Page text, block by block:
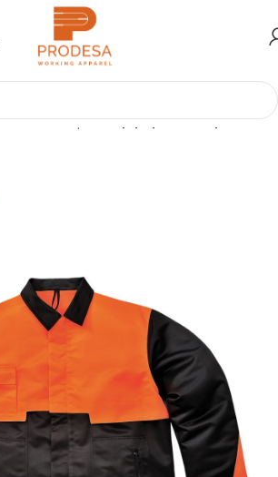
Ειδικά Ενδύματα Χρήση Αλυσοπρίονου